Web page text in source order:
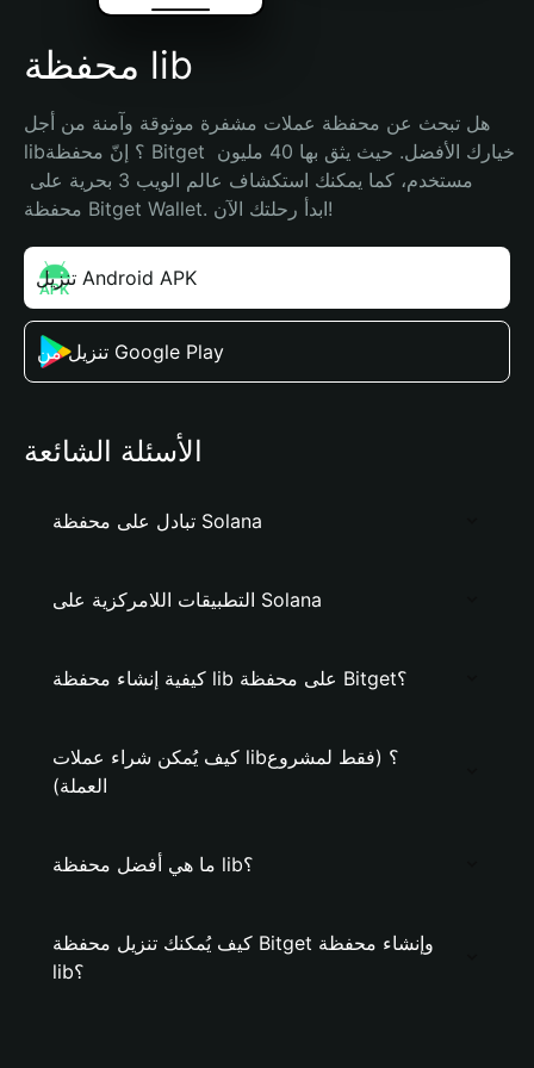
محفظة lib
هل تبحث عن محفظة عملات مشفرة موثوقة وآمنة من أجل
lib؟ إنّ محفظة Bitget خيارك الأفضل. حيث يثق بها 40 مليون
محفظة Bitget Wallet. ابدأ رحلتك الآن!
تنزيل Android APK
تنزيل من Google Play
الأسئلة الشائعة
تبادل على محفظة Solana
التطبيقات اللامركزية على Solana
كيفية إنشاء محفظة lib على محفظة Bitget؟
كيف يُمكن شراء عملات lib؟ (فقط لمشروع
العملة)
ما هي أفضل محفظة lib؟
كيف يُمكنك تنزيل محفظة Bitget وإنشاء محفظة
lib؟